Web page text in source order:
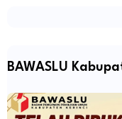
BAWASLU